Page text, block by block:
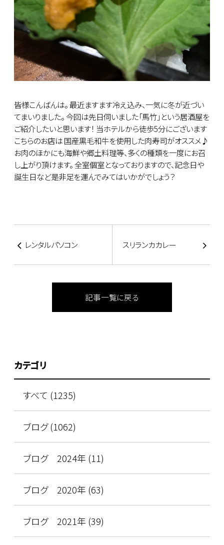
皆様こんばんは。 最近ますます冷え込み、一気に冬が近づい
てまいりました。 今回は先日伺いました「馬竹」という居酒屋を
ご紹介したいと思います！ 当ホテルから徒歩5分にございます
こちらのお店は 国産黒毛和牛を使用した肉寿司がオススメ♪
お肉のほかにも海鮮や郷土料理等、多くの種類を一度にお召
し上がり頂けます。 全室個室となっておりますので、記念日や
誕生日など是非足を運んでみてはいかがでしょう？
レンタルパソコン スリランカカレー
記事一覧に戻る
カテゴリ
すべて (1235)
ブログ (1062)
ブログ 2024年 (11)
ブログ 2020年 (63)
ブログ 2021年 (39)